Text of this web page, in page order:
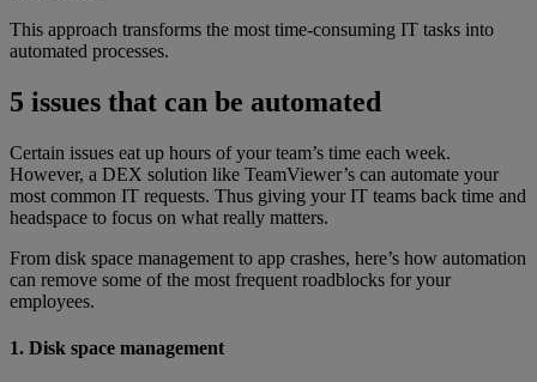
This approach transforms the most time-consuming IT tasks into
automated processes.
5 issues that can be automated
Certain issues eat up hours of your team’s time each week.
However, a DEX solution like TeamViewer’s can automate your
most common IT requests. Thus giving your IT teams back time and
headspace to focus on what really matters.
From disk space management to app crashes, here’s how automation
can remove some of the most frequent roadblocks for your
employees.
1. Disk space management